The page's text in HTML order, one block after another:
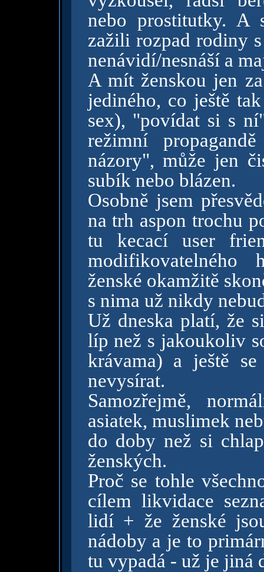
nebo prostitutky.
zažili rozpad rodiny
nenávidí/nesnáší a
A mít ženskou jen
jediného, co ještě
sex), "povídat si s
režimní
názory", může jen
subík nebo blázen.
Osobně jsem
na trh aspon trochu
tu kecací user
ženské okamžitě
s nima už nikdy
Už dneska platí, že
líp než s jakoukoliv
krávama) a ještě
nevysírat.
Samozřejmě,
asiatek, muslimek
do doby než si
ženských.
Proč se tohle
cílem likvidace
lidí + že ženské
nádoby a je to
tu vypadá - už je jiná